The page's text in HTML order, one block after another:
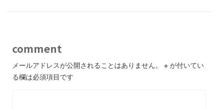
comment
メールアドレスが公開されることはありません。 ※ が付いてい
る欄は必須項目です